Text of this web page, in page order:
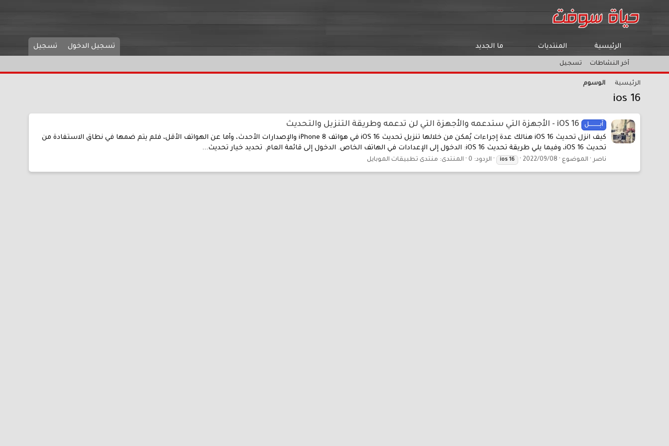
الرئيسية المنتديات ما الجديد تسجيل الدخول تسجيل
آخر النشاطات تسجيل
الرئيسية الوسوم
ios 16
آبـــــــل iOS 16 - الأجهزة التي ستدعمه والأجهزة التي لن تدعمه وطريقة التنزيل والتحديث
كيف انزل تحديث iOS 16 هنالك عدة إجراءات يُمكن من خلالها تنزيل تحديث iOS 16 في هواتف iPhone 8 والإصدارات الأحدث، وأما عن الهواتف الأقل، فلم يتم ضمها في نطاق الاستفادة من
تحديث iOS 16، وفيما يلي طريقة تحديث iOS 16: الدخول إلى الإعدادات في الهاتف الخاص. الدخول إلى قائمة العام. تحديد خيار تحديث...
ناصر الموضوع 2022/09/08
ios 16 الردود: 0 المنتدى: منتدى تطبيقات الموبايل